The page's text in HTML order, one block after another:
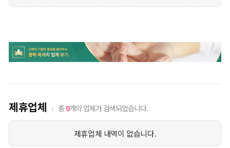
제휴업체 총 0개의 업체가 검색되었습니다.
제휴업체 내역이 없습니다.